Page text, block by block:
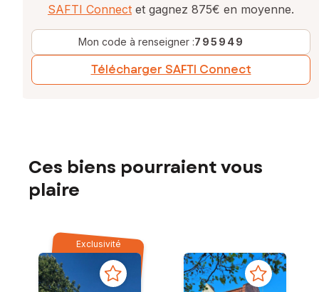
SAFTI Connect et gagnez 875€ en moyenne.
Mon code à renseigner :795949
Télécharger SAFTI Connect
Ces biens pourraient vous
plaire
Exclusivité